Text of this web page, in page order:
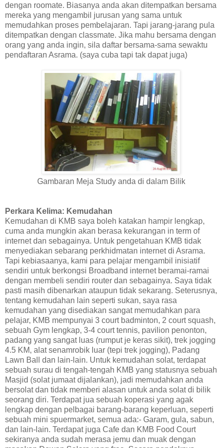
dengan roomate. Biasanya anda akan ditempatkan bersama
mereka yang mengambil jurusan yang sama untuk
memudahkan proses pembelajaran. Tapi jarang-jarang pula
ditempatkan dengan classmate. Jika mahu bersama dengan
orang yang anda ingin, sila daftar bersama-sama sewaktu
pendaftaran Asrama. (saya cuba tapi tak dapat juga)
Gambaran Meja Study anda di dalam Bilik
Perkara Kelima: Kemudahan
Kemudahan di KMB saya boleh katakan hampir lengkap,
cuma anda mungkin akan berasa kekurangan in term of
internet dan sebagainya. Untuk pengetahuan KMB tidak
menyediakan sebarang perkhidmatan internet di Asrama.
Tapi kebiasaanya, kami para pelajar mengambil inisiatif
sendiri untuk berkongsi Broadband internet beramai-ramai
dengan membeli sendiri router dan sebagainya. Saya tidak
pasti masih dibenarkan ataupun tidak sekarang. Seterusnya,
tentang kemudahan lain seperti sukan, saya rasa
kemudahan yang disediakan sangat memudahkan para
pelajar, KMB mempunyai 3 court badminton, 2 court squash,
sebuah Gym lengkap, 3-4 court tennis, pavilion penonton,
padang yang sangat luas (rumput je keras sikit), trek jogging
4.5 KM, alat senamrobik luar (tepi trek jogging), Padang
Lawn Ball dan lain-lain. Untuk kemudahan solat, terdapat
sebuah surau di tengah-tengah KMB yang statusnya sebuah
Masjid (solat jumaat dijalankan), jadi memudahkan anda
bersolat dan tidak memberi alasan untuk anda solat di bilik
seorang diri. Terdapat jua sebuah koperasi yang agak
lengkap dengan pelbagai barang-barang keperluan, seperti
sebuah mini spuermarket, semua ada:- Garam, gula, sabun,
dan lain-lain. Terdapat juga Cafe dan KMB Food Court
sekiranya anda sudah merasa jemu dan muak dengan